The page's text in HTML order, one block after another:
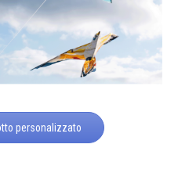
personalizzato